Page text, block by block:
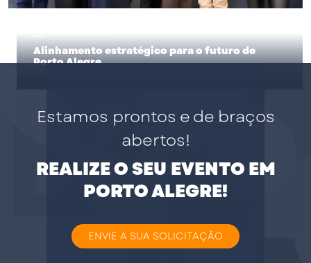
Alinhamento estratégico para o futuro de
Porto Alegre
Estamos prontos e de braços
abertos!
REALIZE O SEU EVENTO EM
PORTO ALEGRE!
ENVIE A SUA SOLICITAÇÃO